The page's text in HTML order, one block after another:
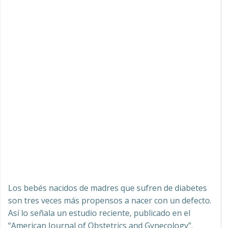
Los bebés nacidos de madres que sufren de diabetes
son tres veces más propensos a nacer con un defecto.
Así lo señala un estudio reciente, publicado en el
“American Journal of Obstetrics and Gynecology”.